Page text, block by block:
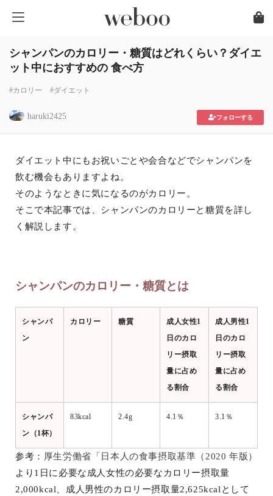
シャンパンのカロリー・糖質はどれくらい？ダイエ
ット中におすすめの 食べ方
#カロリー #ダイエット
haruki2425 フォローする
ダイエット中にもお祝いごとや会合などでシャンパンを
飲む機会もありますよね。
そのようなときに気になるのがカロリー。
そこで本記事では、シャンパンのカロリーと糖質を詳し
く解説します。
シャンパンのカロリー・糖質とは
シャンパ
ン
カロリー 糖質
成人女性1
日のカロ
リー摂取
量に占め
る割合
成人男性1
日のカロ
リー摂取
量に占め
る割合
シャンパ
ン（1杯）
83kcal 2.4g 4.1％ 3.1％
参考： 厚生労働省「日本人の食事摂取基準（2020 年版）
より1日に必要な成人女性の必要なカロリー摂取量
2,000kcal、成人男性のカロリー摂取量2,625kcalとして